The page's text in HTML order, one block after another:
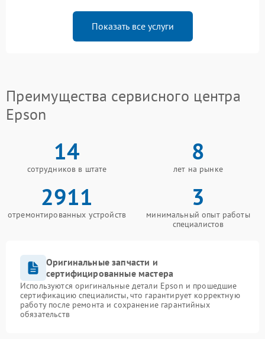
Показать все услуги
Преимущества сервисного центра
Epson
14
сотрудников в штате
8
лет на рынке
2911
отремонтированных устройств
3
минимальный опыт работы
специалистов
Оригинальные запчасти и
сертифицированные мастера
Используются оригинальные детали Epson и прошедшие
сертификацию специалисты, что гарантирует корректную
работу после ремонта и сохранение гарантийных
обязательств